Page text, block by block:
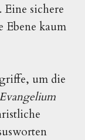
Eine sichere
Ebene kaum
um die